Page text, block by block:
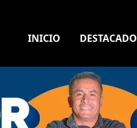
INICIO DESTACADO